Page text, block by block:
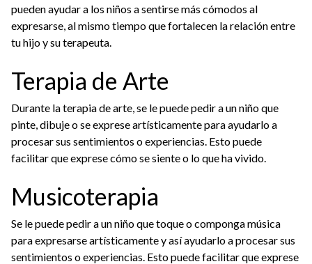
pueden ayudar a los niños a sentirse más cómodos al
expresarse, al mismo tiempo que fortalecen la relación entre
tu hijo y su terapeuta.
Terapia de Arte
Durante la terapia de arte, se le puede pedir a un niño que
pinte, dibuje o se exprese artísticamente para ayudarlo a
procesar sus sentimientos o experiencias. Esto puede
facilitar que exprese cómo se siente o lo que ha vivido.
Musicoterapia
Se le puede pedir a un niño que toque o componga música
para expresarse artísticamente y así ayudarlo a procesar sus
sentimientos o experiencias. Esto puede facilitar que exprese